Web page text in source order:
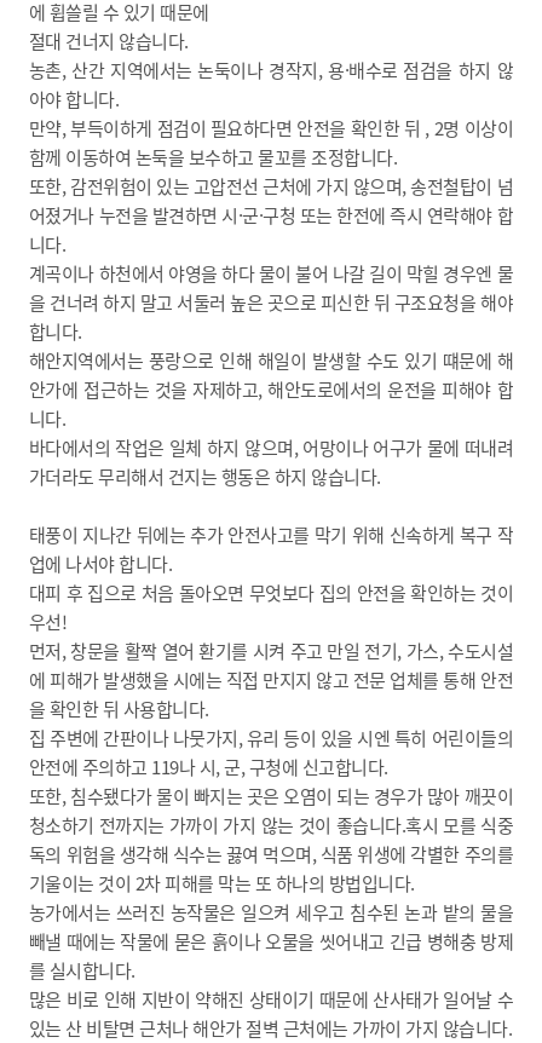
에 휩쓸릴 수 있기 때문에
절대 건너지 않습니다.
농촌, 산간 지역에서는 논둑이나 경작지, 용·배수로 점검을 하지 않
아야 합니다.
만약, 부득이하게 점검이 필요하다면 안전을 확인한 뒤 , 2명 이상이
함께 이동하여 논둑을 보수하고 물꼬를 조정합니다.
또한, 감전위험이 있는 고압전선 근처에 가지 않으며, 송전철탑이 넘
어졌거나 누전을 발견하면 시·군·구청 또는 한전에 즉시 연락해야 합
니다.
계곡이나 하천에서 야영을 하다 물이 불어 나갈 길이 막힐 경우엔 물
을 건너려 하지 말고 서둘러 높은 곳으로 피신한 뒤 구조요청을 해야
합니다.
해안지역에서는 풍랑으로 인해 해일이 발생할 수도 있기 떄문에 해
안가에 접근하는 것을 자제하고, 해안도로에서의 운전을 피해야 합
니다.
바다에서의 작업은 일체 하지 않으며, 어망이나 어구가 물에 떠내려
가더라도 무리해서 건지는 행동은 하지 않습니다.
태풍이 지나간 뒤에는 추가 안전사고를 막기 위해 신속하게 복구 작
업에 나서야 합니다.
대피 후 집으로 처음 돌아오면 무엇보다 집의 안전을 확인하는 것이
우선!
먼저, 창문을 활짝 열어 환기를 시켜 주고 만일 전기, 가스, 수도시설
에 피해가 발생했을 시에는 직접 만지지 않고 전문 업체를 통해 안전
을 확인한 뒤 사용합니다.
집 주변에 간판이나 나뭇가지, 유리 등이 있을 시엔 특히 어린이들의
안전에 주의하고 119나 시, 군, 구청에 신고합니다.
또한, 침수됐다가 물이 빠지는 곳은 오염이 되는 경우가 많아 깨끗이
청소하기 전까지는 가까이 가지 않는 것이 좋습니다.혹시 모를 식중
독의 위험을 생각해 식수는 끓여 먹으며, 식품 위생에 각별한 주의를
기울이는 것이 2차 피해를 막는 또 하나의 방법입니다.
농가에서는 쓰러진 농작물은 일으켜 세우고 침수된 논과 밭의 물을
빼낼 때에는 작물에 묻은 흙이나 오물을 씻어내고 긴급 병해충 방제
를 실시합니다.
많은 비로 인해 지반이 약해진 상태이기 때문에 산사태가 일어날 수
있는 산 비탈면 근처나 해안가 절벽 근처에는 가까이 가지 않습니다.